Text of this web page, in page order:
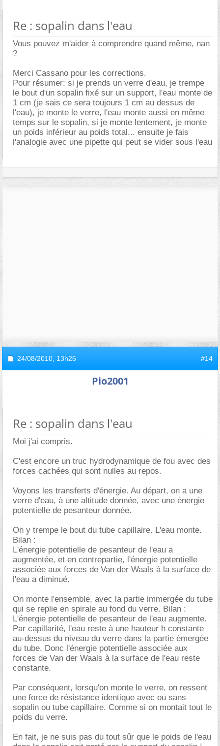
Re : sopalin dans l'eau
Vous pouvez m'aider à comprendre quand même, nan
?
Merci Cassano pour les corrections.
Pour résumer: si je prends un verre d'eau, je trempe
le bout d'un sopalin fixé sur un support, l'eau monte de
1 cm (je sais ce sera toujours 1 cm au dessus de
l'eau), je monte le verre, l'eau monte aussi en même
temps sur le sopalin, si je monte lentement, je monte
un poids inférieur au poids total... ensuite je fais
l'analogie avec une pipette qui peut se vider sous l'eau
24/08/2010, 13h26 #14
Pio2001
Re : sopalin dans l'eau
Moi j'ai compris.
C'est encore un truc hydrodynamique de fou avec des
forces cachées qui sont nulles au repos.
Voyons les transferts d'énergie. Au départ, on a une
verre d'eau, à une altitude donnée, avec une énergie
potentielle de pesanteur donnée.
On y trempe le bout du tube capillaire. L'eau monte.
Bilan :
L'énergie potentielle de pesanteur de l'eau a
augmentée, et en contrepartie, l'énergie potentielle
associée aux forces de Van der Waals à la surface de
l'eau a diminué.
On monte l'ensemble, avec la partie immergée du tube
qui se replie en spirale au fond du verre. Bilan :
L'énergie potentielle de pesanteur de l'eau augmente.
Par capillarité, l'eau reste à une hauteur h constante
au-dessus du niveau du verre dans la partie émergée
du tube. Donc l'énergie potentielle associée aux
forces de Van der Waals à la surface de l'eau reste
constante.
Par conséquent, lorsqu'on monte le verre, on ressent
une force de résistance identique avec ou sans
sopalin ou tube capillaire. Comme si on montait tout le
poids du verre.
En fait, je ne suis pas du tout sûr que le poids de l'eau